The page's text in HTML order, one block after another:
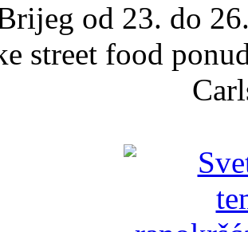
od 23. do
street food